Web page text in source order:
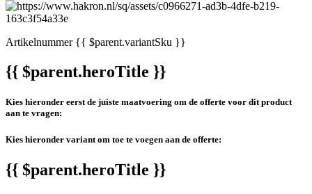
Artikelnummer{{ $parent.variantSku }}
{{ $parent.heroTitle }}
Kies hieronder eerst de juiste maatvoering om de offerte voor dit product
aan te vragen:
Kies hieronder variant om toe te voegen aan de offerte:
{{ $parent.heroTitle }}